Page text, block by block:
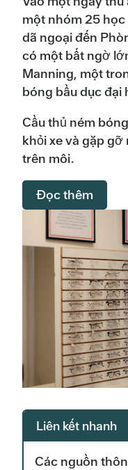
một nhóm 25
dã ngoại đến
có một bất ngờ
Manning, một
bóng bầu dục đại
Cầu thủ ném
khỏi xe và gặp
trên môi.
Đọc thêm
Liên kết nhanh
Các nguồn